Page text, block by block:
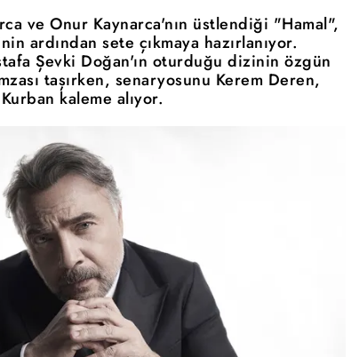
ve Onur Kaynarca'nın üstlendiği "Hamal",
ardından sete çıkmaya hazırlanıyor.
Şevki Doğan'ın oturduğu dizinin özgün
taşırken, senaryosunu Kerem Deren,
kaleme alıyor.